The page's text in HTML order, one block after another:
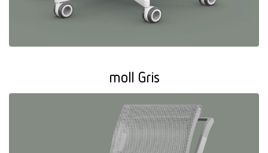
moll Gris